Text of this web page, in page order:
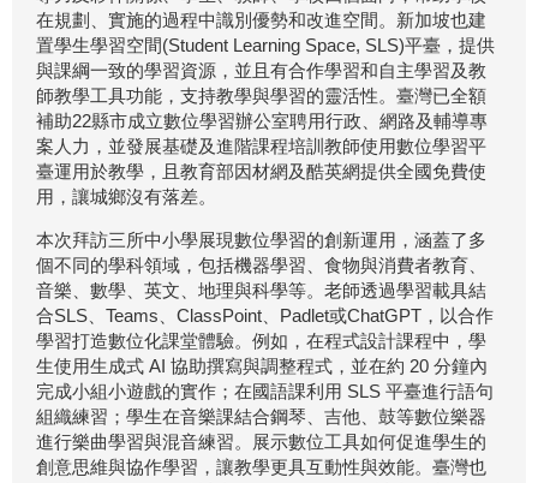
在規劃、實施的過程中識別優勢和改進空間。新加坡也建
置學生學習空間(Student Learning Space, SLS)平臺，提供
與課綱一致的學習資源，並且有合作學習和自主學習及教
師教學工具功能，支持教學與學習的靈活性。臺灣已全額
補助22縣市成立數位學習辦公室聘用行政、網路及輔導專
案人力，並發展基礎及進階課程培訓教師使用數位學習平
臺運用於教學，且教育部因材網及酷英網提供全國免費使
用，讓城鄉沒有落差。
本次拜訪三所中小學展現數位學習的創新運用，涵蓋了多
個不同的學科領域，包括機器學習、食物與消費者教育、
音樂、數學、英文、地理與科學等。老師透過學習載具結
合SLS、Teams、ClassPoint、Padlet或ChatGPT，以合作
學習打造數位化課堂體驗。例如，在程式設計課程中，學
生使用生成式 AI 協助撰寫與調整程式，並在約 20 分鐘內
完成小組小遊戲的實作；在國語課利用 SLS 平臺進行語句
組織練習；學生在音樂課結合鋼琴、吉他、鼓等數位樂器
進行樂曲學習與混音練習。展示數位工具如何促進學生的
創意思維與協作學習，讓教學更具互動性與效能。臺灣也